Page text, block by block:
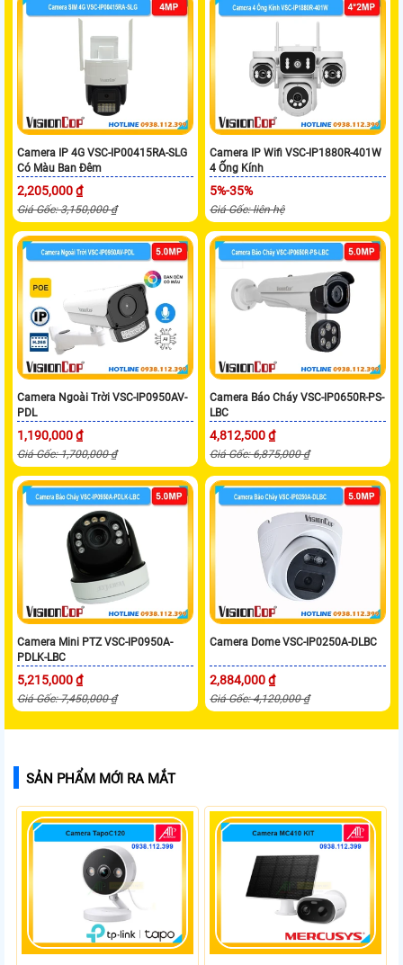
Camera IP 4G VSC-IP00415RA-SLG
Có Màu Ban Đêm
2,205,000 ₫
Giá Gốc: 3,150,000 ₫
Camera IP Wifi VSC-IP1880R-401W
4 Ống Kính
5%-35%
Giá Gốc: liên hệ
Camera Ngoài Trời VSC-IP0950AV-
PDL
1,190,000 ₫
Giá Gốc: 1,700,000 ₫
Camera Báo Cháy VSC-IP0650R-PS-
LBC
4,812,500 ₫
Giá Gốc: 6,875,000 ₫
Camera Mini PTZ VSC-IP0950A-
PDLK-LBC
5,215,000 ₫
Giá Gốc: 7,450,000 ₫
Camera Dome VSC-IP0250A-DLBC
2,884,000 ₫
Giá Gốc: 4,120,000 ₫
SẢN PHẨM MỚI RA MẮT